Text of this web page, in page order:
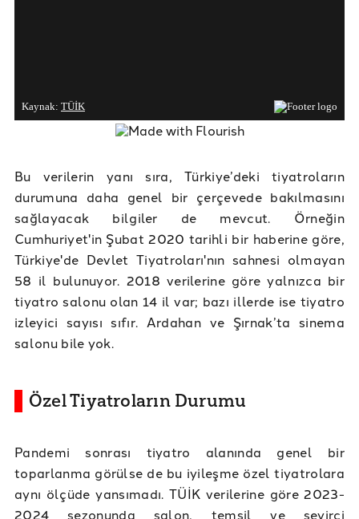
Bu verilerin yanı sıra, Türkiye’deki tiyatroların
durumuna daha genel bir çerçevede bakılmasını
sağlayacak bilgiler de mevcut. Örneğin
Cumhuriyet'in Şubat 2020 tarihli bir haberine göre,
Türkiye'de Devlet Tiyatroları'nın sahnesi olmayan
58 il bulunuyor. 2018 verilerine göre yalnızca bir
tiyatro salonu olan 14 il var; bazı illerde ise tiyatro
izleyici sayısı sıfır. Ardahan ve Şırnak’ta sinema
salonu bile yok.
Özel Tiyatroların Durumu
Pandemi sonrası tiyatro alanında genel bir
toparlanma görülse de bu iyileşme özel tiyatrolara
aynı ölçüde yansımadı. TÜİK verilerine göre 2023-
2024 sezonunda salon, temsil ve seyirci